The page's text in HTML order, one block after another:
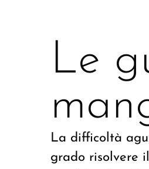
Le
La difficoltà
grado risolvere